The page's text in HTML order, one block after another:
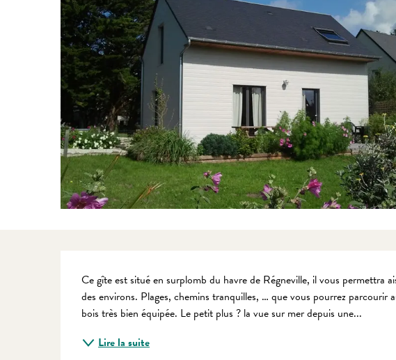
Description
Ce gîte est situé en surplomb du havre de Régneville, il vous permettra
des environs. Plages, chemins tranquilles, … que vous pourrez parcourir
bois très bien équipée. Le petit plus ? la vue sur mer depuis une...
Lire la suite